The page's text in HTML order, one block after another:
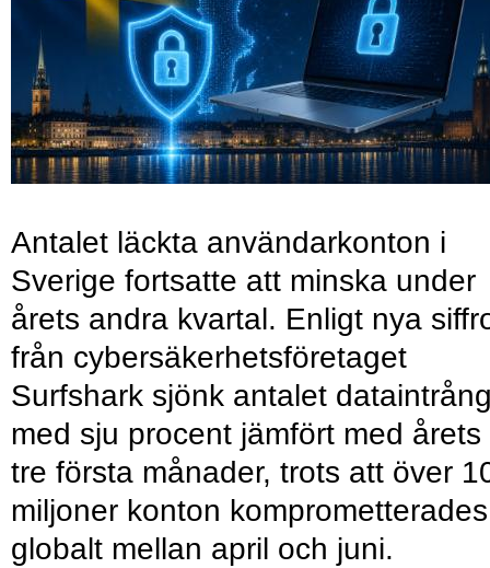
Antalet läckta användarkonton i
Sverige fortsatte att minska under
årets andra kvartal. Enligt nya
från cybersäkerhetsföretaget
Surfshark sjönk antalet
med sju procent jämfört med årets
tre första månader, trots att över
miljoner konton komprometterades
globalt mellan april och juni.